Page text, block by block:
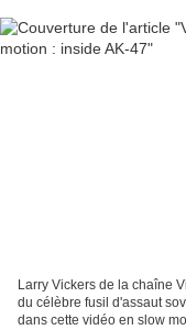
Larry Vickers de la chaîne
du célèbre fusil d'assaut
dans cette vidéo en slow